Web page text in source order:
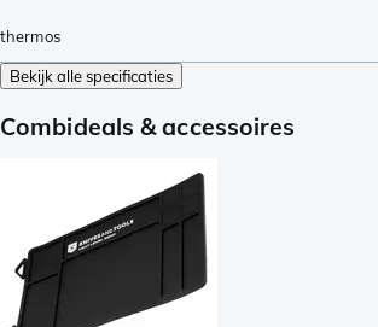
thermos
Bekijk alle specificaties
Combideals & accessoires